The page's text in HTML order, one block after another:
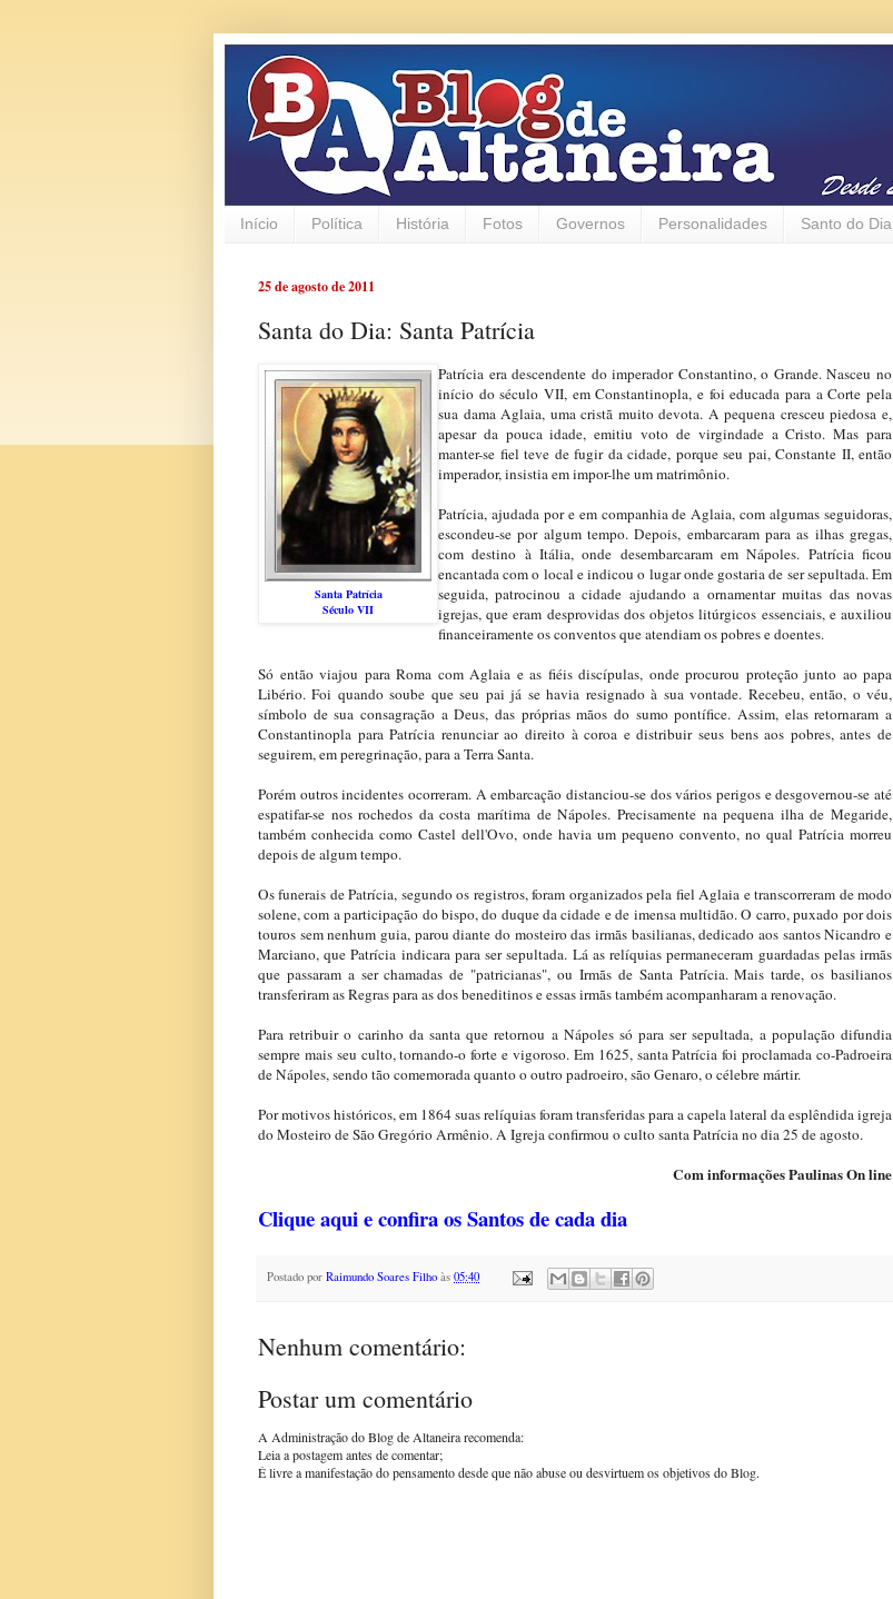
Início Política História Fotos Governos Personalidades Santo do Dia
25 de agosto de 2011
Santa do Dia: Santa Patrícia
Santa Patrícia
Século VII
Patrícia era descendente do imperador Constantino, o Grande. Nasceu no
início do século VII, em Constantinopla, e foi educada para a Corte pela
sua dama Aglaia, uma cristã muito devota. A pequena cresceu piedosa e,
apesar da pouca idade, emitiu voto de virgindade a Cristo. Mas para
manter-se fiel teve de fugir da cidade, porque seu pai, Constante II, então
imperador, insistia em impor-lhe um matrimônio.
Patrícia, ajudada por e em companhia de Aglaia, com algumas seguidoras,
escondeu-se por algum tempo. Depois, embarcaram para as ilhas gregas,
com destino à Itália, onde desembarcaram em Nápoles. Patríciaficou
encantada com o local e indicou o lugar onde gostaria de ser sepultada. Em
seguida, patrocinou a cidade ajudando a ornamentar muitas das novas
igrejas, que eram desprovidas dos objetos litúrgicos essenciais, e auxiliou
financeiramente os conventos que atendiam os pobres e doentes.
Só então viajou para Roma com Aglaia e as fiéis discípulas, onde procurou proteção junto ao papa
Libério. Foi quando soube que seu pai já se havia resignado à sua vontade. Recebeu, então, o véu,
símbolo de sua consagração a Deus, das próprias mãos do sumo pontífice. Assim, elas retornaram a
Constantinopla para Patrícia renunciar ao direito à coroa e distribuir seus bens aos pobres, antes de
seguirem, em peregrinação, para a Terra Santa.
Porém outros incidentes ocorreram. A embarcação distanciou-se dos vários perigos e desgovernou-se até
espatifar-se nos rochedos da costa marítima de Nápoles. Precisamente na pequena ilha de Megaride,
também conhecida como Castel dell'Ovo, onde havia um pequeno convento, no qual Patrícia morreu
depois de algum tempo.
Os funerais de Patrícia, segundo os registros, foram organizados pela fiel Aglaia e transcorreram de modo
solene, com a participação do bispo, do duque da cidade e de imensa multidão. O carro, puxado por dois
touros sem nenhum guia, parou diante do mosteiro das irmãs basilianas, dedicado aos santos Nicandro e
Marciano, que Patrícia indicara para ser sepultada. Lá as relíquias permaneceram guardadas pelas irmãs
que passaram a ser chamadas de "patricianas", ou Irmãs de Santa Patrícia. Mais tarde, os basilianos
transferiram as Regras para as dos beneditinos e essas irmãs também acompanharam a renovação.
Para retribuir o carinho da santa que retornou a Nápoles só para ser sepultada, a população difundia
sempre mais seu culto, tornando-o forte e vigoroso. Em 1625, santa Patrícia foi proclamada co-Padroeira
de Nápoles, sendo tão comemorada quanto o outro padroeiro, são Genaro, o célebre mártir.
Por motivos históricos, em 1864 suas relíquias foram transferidas para a capela lateral da esplêndida igreja
do Mosteiro de São Gregório Armênio. A Igreja confirmou o culto santa Patrícia no dia 25 de agosto.
Com informações Paulinas On line
Clique aqui e confira os Santos de cada dia
Postado por Raimundo Soares Filho às 05:40
Nenhum comentário:
Postar um comentário
A Administração do Blog de Altaneira recomenda:
Leia a postagem antes de comentar;
É livre a manifestação do pensamento desde que não abuse ou desvirtuem os objetivos do Blog.